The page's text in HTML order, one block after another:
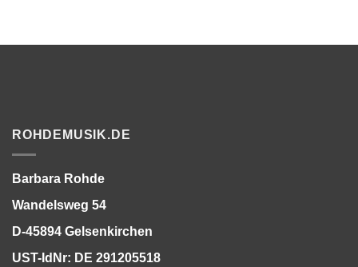
ROHDEMUSIK.DE
Barbara Rohde
Wandelsweg 54
D-45894 Gelsenkirchen
UST-IdNr: DE 291205518